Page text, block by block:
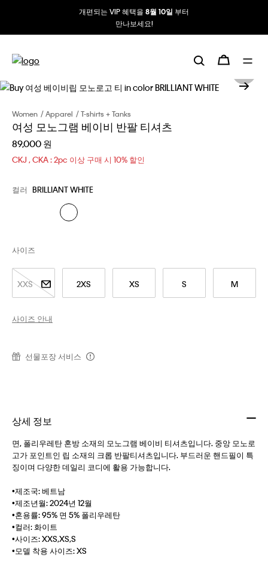
개편되는 VIP 혜택을 8월 10일 부터
만나보세요!
Women Apparel T-shirts + Tanks
여성 모노그램 베이비 반팔 티셔츠
89,000 원
CKJ , CKA : 2pc 이상 구매 시 10% 할인
컬러 BRILLIANT WHITE
XXS 2XS XS S M
사이즈
사이즈 안내
선물포장 서비스
상세 정보
면, 폴리우레탄 혼방 소재의 모노그램 베이비 티셔츠입니다. 중앙 모노로
고가 포인트인 립 소재의 크롭 반팔티셔츠입니다. 부드러운 핸드필이 특
징이며 다양한 데일리 코디에 활용 가능합니다.
•제조국: 베트남
•제조년월: 2024년 12월
•혼용률: 95% 면 5% 폴리우레탄
•컬러: 화이트
•사이즈: XXS,XS,S
•모델 착용 사이즈: XS